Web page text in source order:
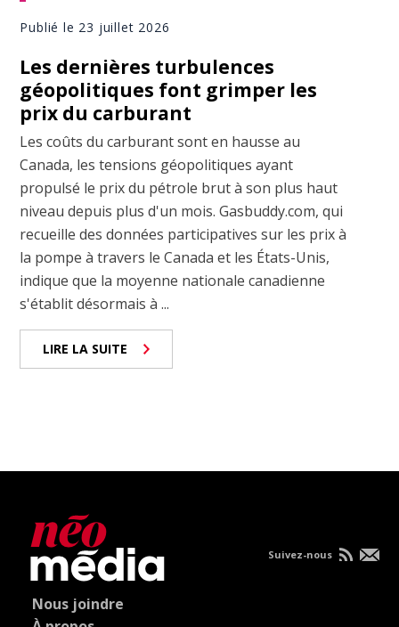
Publié le 23 juillet 2026
Les dernières turbulences
géopolitiques font grimper les
prix du carburant
Les coûts du carburant sont en hausse au
Canada, les tensions géopolitiques ayant
propulsé le prix du pétrole brut à son plus haut
niveau depuis plus d'un mois. Gasbuddy.com, qui
recueille des données participatives sur les prix à
la pompe à travers le Canada et les États-Unis,
indique que la moyenne nationale canadienne
s'établit désormais à ...
LIRE LA SUITE
Nous joindre
Suivez-nous